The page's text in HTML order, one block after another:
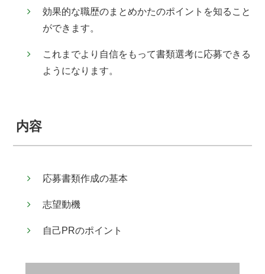
効果的な職歴のまとめかたのポイントを知ること
ができます。
これまでより自信をもって書類選考に応募できる
ようになります。
内容
応募書類作成の基本
志望動機
自己PRのポイント